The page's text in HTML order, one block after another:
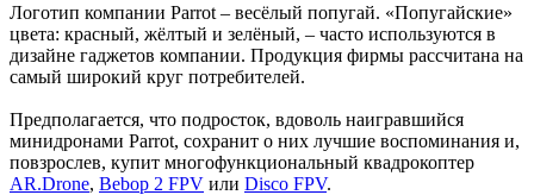
Логотип компании Parrot – весёлый попугай. «Попугайские»
цвета: красный, жёлтый и зелёный, – часто используются в
дизайне гаджетов компании. Продукция фирмы рассчитана на
самый широкий круг потребителей.
Предполагается, что подросток, вдоволь наигравшийся
минидронами Parrot, сохранит о них лучшие воспоминания и,
повзрослев, купит многофункциональный квадрокоптер
AR.Drone, Bebop 2 FPV или Disco FPV.